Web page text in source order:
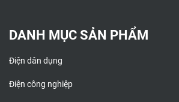
DANH MỤC SẢN PHẨM
Điện dân dụng
Điện công nghiệp